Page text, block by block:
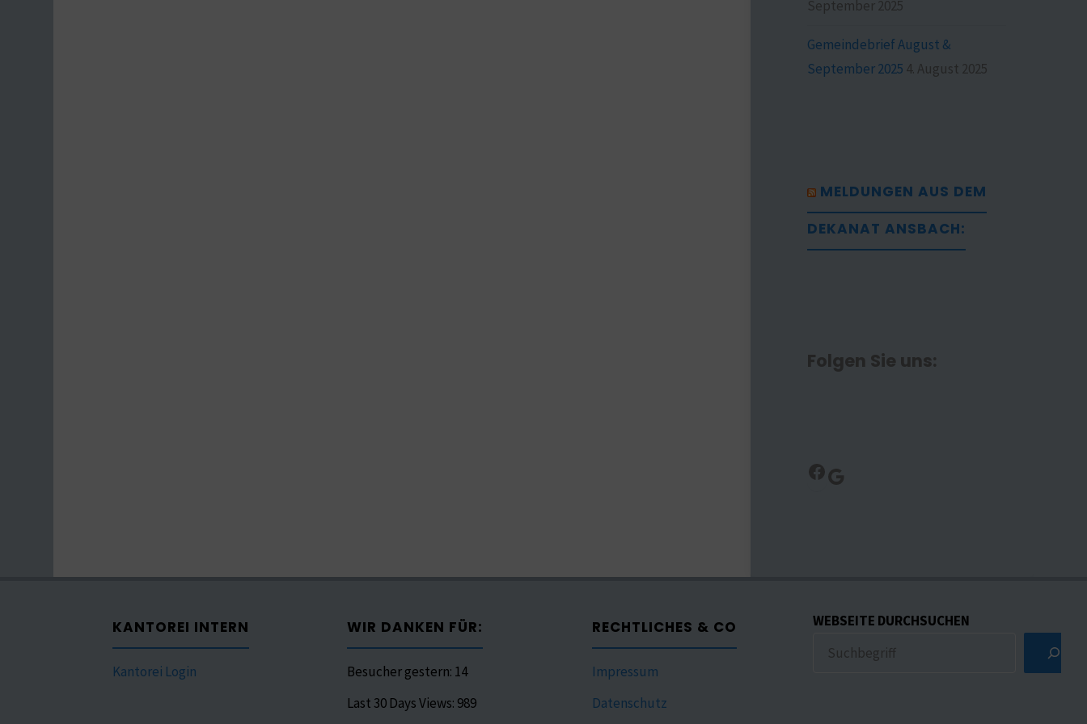
September 2025
Gemeindebrief August &
September 2025 4. August 2025
MELDUNGEN AUS DEM
DEKANAT ANSBACH:
Folgen Sie uns:
Facebook
Google
KANTOREI INTERN
Kantorei Login
WIR DANKEN FÜR:
Besucher gestern: 14
Last 30 Days Views: 989
RECHTLICHES & CO
Impressum
Datenschutz
WEBSEITE DURCHSUCHEN